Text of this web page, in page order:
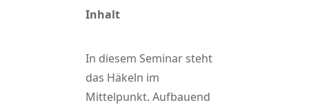
Inhalt
In diesem Seminar steht
das Häkeln im
Mittelpunkt. Aufbauend